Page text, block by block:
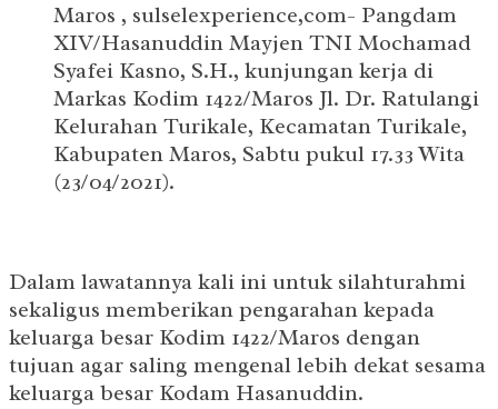
Maros , sulselexperience,com- Pangdam
XIV/Hasanuddin Mayjen TNI Mochamad
Syafei Kasno, S.H., kunjungan kerja di
Markas Kodim 1422/Maros Jl. Dr. Ratulangi
Kelurahan Turikale, Kecamatan Turikale,
Kabupaten Maros, Sabtu pukul 17.33 Wita
(23/04/2021).
Dalam lawatannya kali ini untuk silahturahmi
sekaligus memberikan pengarahan kepada
keluarga besar Kodim 1422/Maros dengan
tujuan agar saling mengenal lebih dekat sesama
keluarga besar Kodam Hasanuddin.